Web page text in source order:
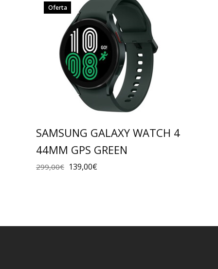
Oferta
SAMSUNG GALAXY WATCH 4
44MM GPS GREEN
299,00€ 139,00€